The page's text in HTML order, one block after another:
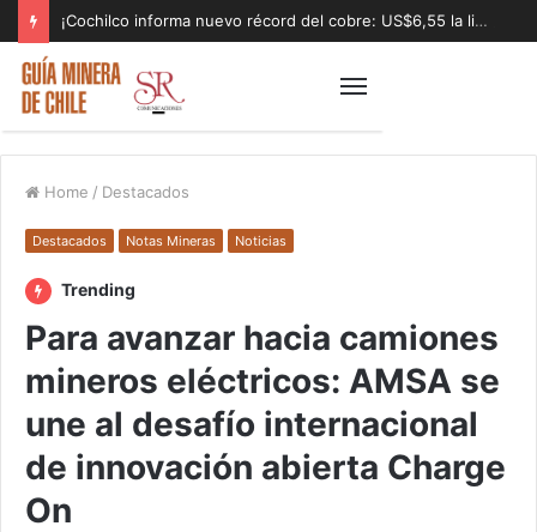
¡Cochilco informa nuevo récord del cobre: US$6,55 la libra!
Home / Destacados
Destacados Notas Mineras Noticias
Trending
Para avanzar hacia camiones
mineros eléctricos: AMSA se
une al desafío internacional
de innovación abierta Charge
On